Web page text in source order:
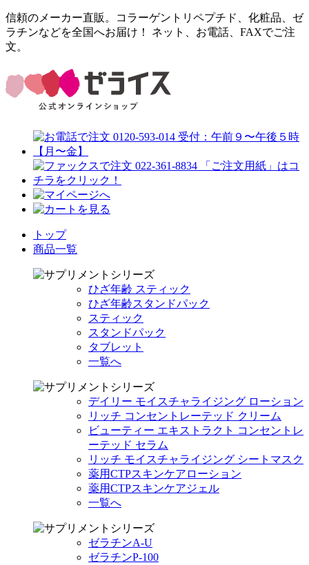
信頼のメーカー直販。コラーゲントリペプチド、化粧品、ゼ
ラチンなどを全国へお届け！ ネット、お電話、FAXでご注
文。
トップ
商品一覧
ひざ年齢 スティック
ひざ年齢スタンドパック
スティック
スタンドパック
タブレット
一覧へ
デイリー モイスチャライジング ローション
リッチ コンセントレーテッド クリーム
ビューティー エキストラクト コンセントレ
ーテッド セラム
リッチ モイスチャライジング シートマスク
薬用CTPスキンケアローション
薬用CTPスキンケアジェル
一覧へ
ゼラチンA-U
ゼラチンP-100